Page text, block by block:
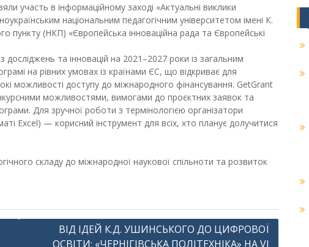
участь в інформаційному заході «Актуальні виклики
національним педагогічним університетом імені К.
(НКП) «Європейська інноваційна рада та Європейські
та інновацій на 2021–2027 роки із загальним
на рівних умовах із країнами ЄС, що відкриває для
можливості доступу до міжнародного фінансування. GetGrant
можливостями, вимогами до проєктних заявок та
Для зручної роботи з термінологією організатори
Excel) — корисний інструмент для всіх, хто планує долучитися
складу до міжнародної наукової спільноти та розвиток
ВІД ІДЕЙ К.Д. УШИНСЬКОГО ДО ЦИФРОВОЇ
ОСВІТИ: «ЧЕРНІГІВСЬКА ПОЛІТЕХНІКА» НА VI